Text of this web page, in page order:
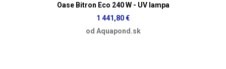
Oase Bitron Eco 240 W - UV lampa
1 441,80 €
od Aquapond.sk